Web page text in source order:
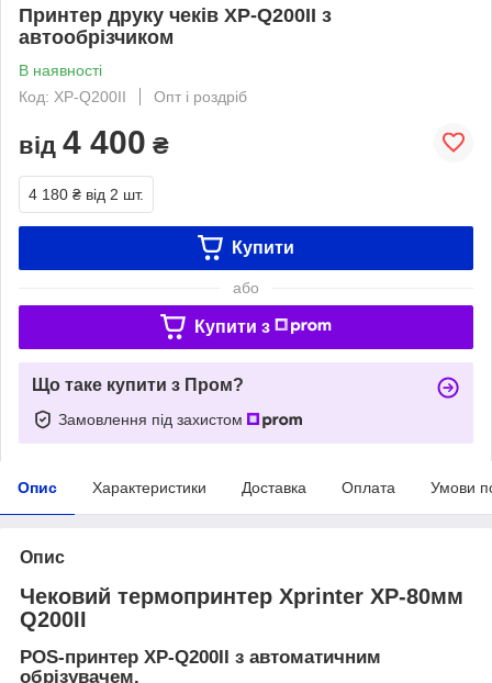
Принтер друку чеків XP-Q200II з
автообрізчиком
В наявності
Код: XP-Q200II
Опт і роздріб
від 4 400 ₴
4 180 ₴ від 2 шт.
Купити
або
Купити з
Що таке купити з Пром?
Замовлення під захистом
Опис Характеристики Доставка Оплата Умови
Опис
Чековий термопринтер Xprinter XP-80мм
Q200II
POS-принтер XP-Q200II з автоматичним
обрізувачем.